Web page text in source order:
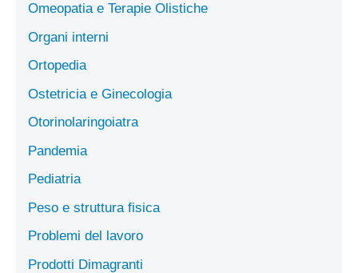
Omeopatia e Terapie Olistiche
Organi interni
Ortopedia
Ostetricia e Ginecologia
Otorinolaringoiatra
Pandemia
Pediatria
Peso e struttura fisica
Problemi del lavoro
Prodotti Dimagranti